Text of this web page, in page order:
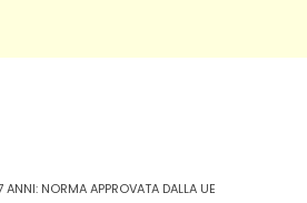
ANNI: NORMA APPROVATA DALLA UE